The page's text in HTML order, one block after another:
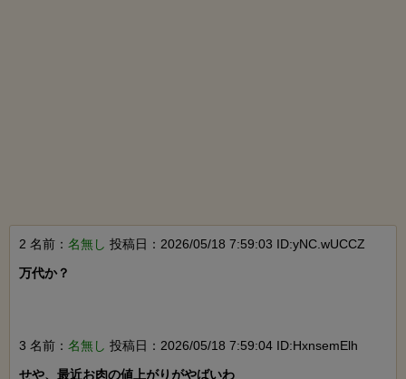
2 名前： 名無し 投稿日：2026/05/18 7:59:03 ID:yNC.wUCCZ
万代か？
3 名前： 名無し 投稿日：2026/05/18 7:59:04 ID:HxnsemElh
せや、最近お肉の値上がりがやばいわ